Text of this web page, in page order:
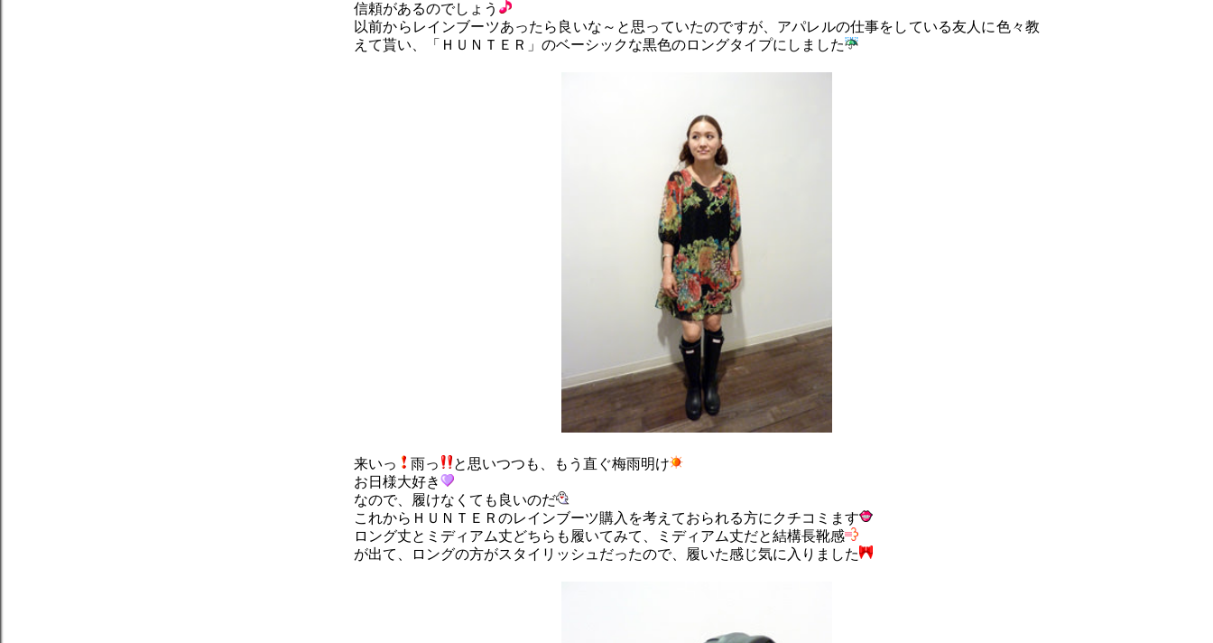
信頼があるのでしょう
以前からレインブーツあったら良いな～と思っていたのですが、アパレルの仕事をしている友人に色々教
えて貰い、「ＨＵＮＴＥＲ」のベーシックな黒色のロングタイプにしました
来いっ 雨っ
と思いつつも、もう直ぐ梅雨明け
お日様大好き
なので、履けなくても良いのだ
これからＨＵＮＴＥＲのレインブーツ購入を考えておられる方にクチコミます
ロング丈とミディアム丈どちらも履いてみて、ミディアム丈だと結構長靴感
が出て、ロングの方がスタイリッシュだったので、履いた感じ気に入りました